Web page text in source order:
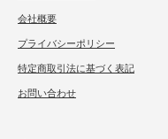
会社概要
プライバシーポリシー
特定商取引法に基づく表記
お問い合わせ